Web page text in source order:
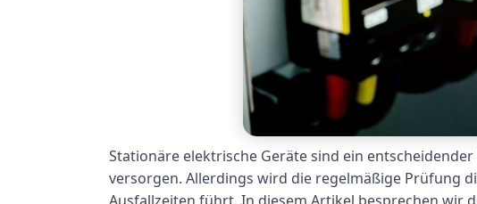
Stationäre elektrische Geräte sind ein
versorgen. Allerdings wird die regelmäßige Prüfung